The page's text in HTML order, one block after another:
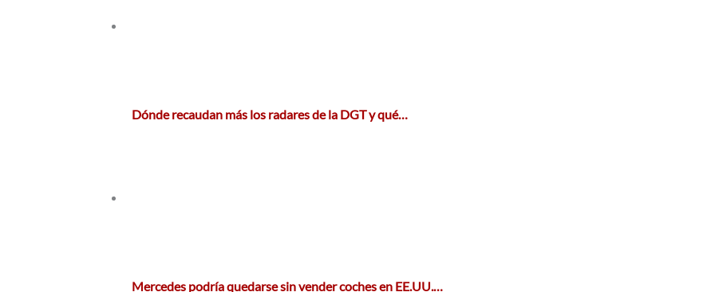
Dónde recaudan más los radares de la DGT y qué…
Mercedes podría quedarse sin vender coches en EE.UU.…